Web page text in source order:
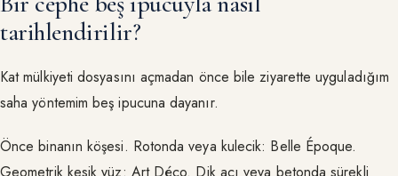
tarihlendirilir?
Kat mülkiyeti dosyasını açmadan önce bile ziyarette uyguladığım
saha yöntemim beş ipucuna dayanır.
Önce binanın köşesi. Rotonda veya kulecik: Belle Époque.